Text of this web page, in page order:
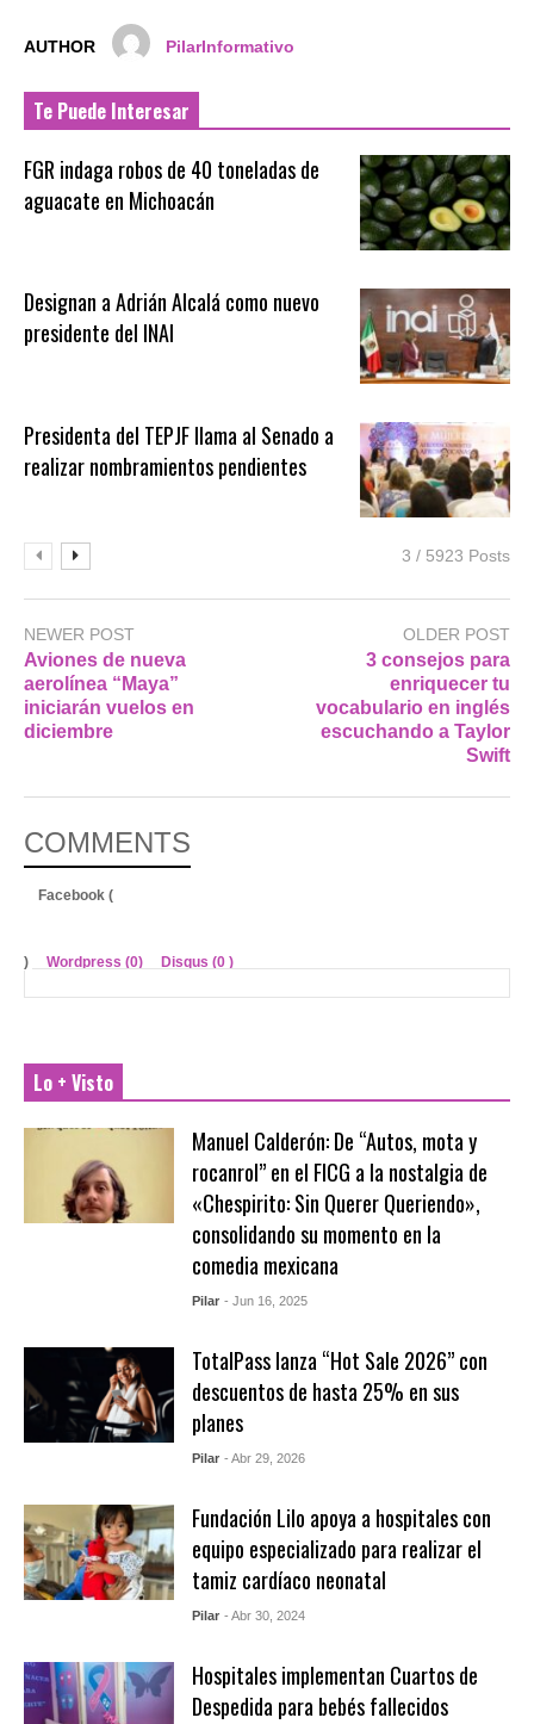
AUTHOR PilarInformativo
Te Puede Interesar
FGR indaga robos de 40 toneladas de
aguacate en Michoacán
Designan a Adrián Alcalá como nuevo
presidente del INAI
Presidenta del TEPJF llama al Senado a
realizar nombramientos pendientes
3 / 5923 Posts
NEWER POST
Aviones de nueva
aerolínea “Maya”
iniciarán vuelos en
diciembre
OLDER POST
3 consejos para
enriquecer tu
vocabulario en inglés
escuchando a Taylor
Swift
COMMENTS
Facebook (
) Wordpress (0) Disqus (0 )
Lo + Visto
Manuel Calderón: De “Autos, mota y
rocanrol” en el FICG a la nostalgia de
«Chespirito: Sin Querer Queriendo»,
consolidando su momento en la
comedia mexicana
Pilar - Jun 16, 2025
TotalPass lanza “Hot Sale 2026” con
descuentos de hasta 25% en sus
planes
Pilar - Abr 29, 2026
Fundación Lilo apoya a hospitales con
equipo especializado para realizar el
tamiz cardíaco neonatal
Pilar - Abr 30, 2024
Hospitales implementan Cuartos de
Despedida para bebés fallecidos